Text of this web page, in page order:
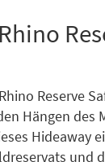
Reserve
Hängen des
Hideaway
und